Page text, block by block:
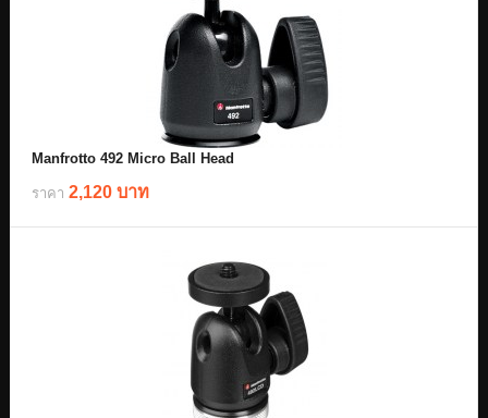
Manfrotto 492 Micro Ball Head
ราคา 2,120 บาท